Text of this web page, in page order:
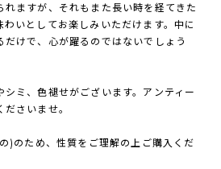
ますが、それもまた長い時を経てきた
いとしてお楽しみいただけます。中に
けで、心が躍るのではないでしょう
ミ、色褪せがございます。アンティー
さいませ。
)のため、性質をご理解の上ご購入くだ